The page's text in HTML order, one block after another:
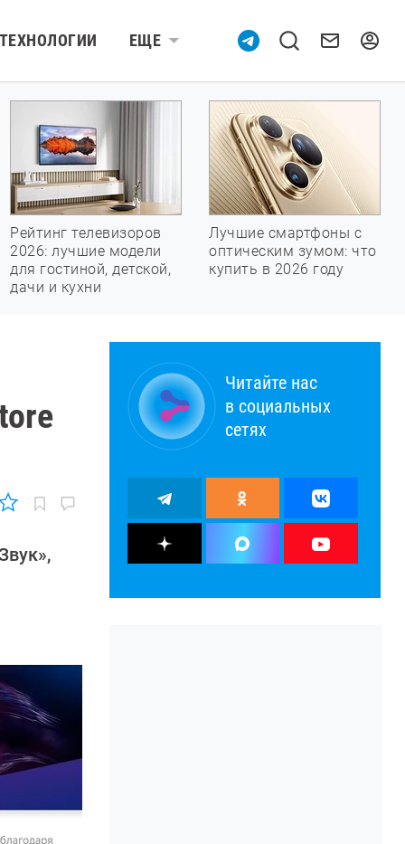
ТЕХНОЛОГИИ ЕЩЕ
Рейтинг телевизоров
2026: лучшие модели
для гостиной, детской,
дачи и кухни
Лучшие смартфоны с
оптическим зумом: что
купить в 2026 году
Читайте нас
в социальных
сетях